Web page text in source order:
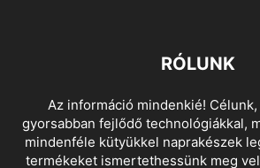
RÓLUNK
Az információ mindenkié!
gyorsabban fejlődő technológiákkal,
mindenféle kütyükkel naprakészek
termékeket ismertethessünk meg